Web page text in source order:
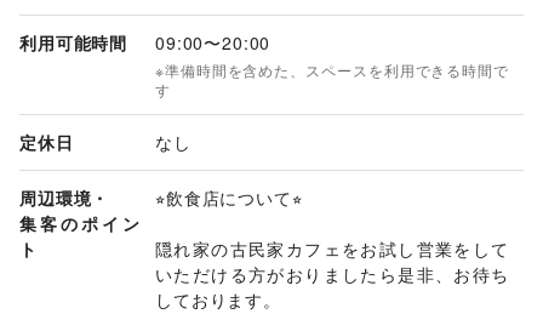
利用可能時間 09:00〜20:00
※準備時間を含めた、スペースを利用できる時間で
す
定休日 なし
周辺環境・
集客のポイン
ト
⭐︎飲食店について⭐︎
隠れ家の古民家カフェをお試し営業をして
いただける方がおりましたら是非、お待ち
しております。